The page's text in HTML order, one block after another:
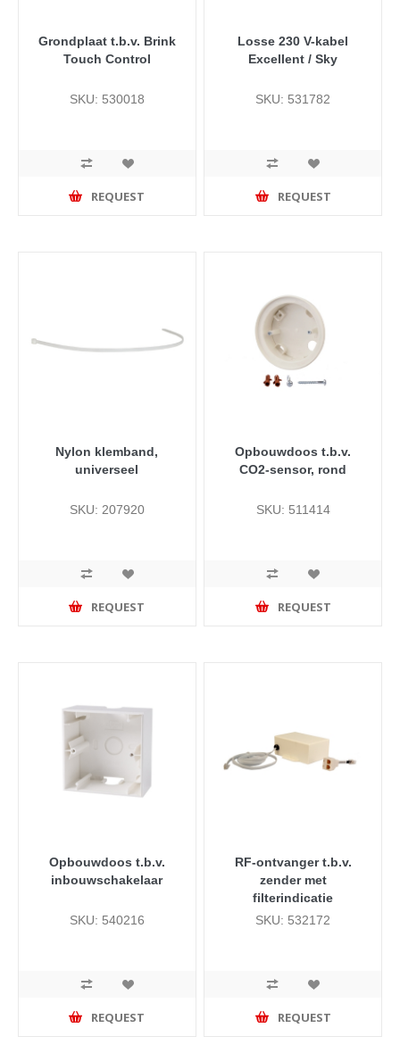
Grondplaat t.b.v. Brink
Touch Control
SKU: 530018
REQUEST
Losse 230 V-kabel
Excellent / Sky
SKU: 531782
REQUEST
Nylon klemband,
universeel
SKU: 207920
REQUEST
Opbouwdoos t.b.v.
CO2-sensor, rond
SKU: 511414
REQUEST
Opbouwdoos t.b.v.
inbouwschakelaar
SKU: 540216
REQUEST
RF-ontvanger t.b.v.
zender met
filterindicatie
SKU: 532172
REQUEST